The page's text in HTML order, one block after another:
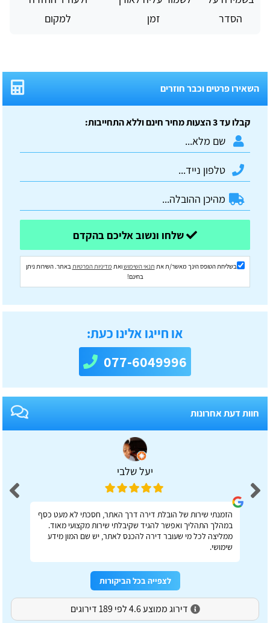
הסדר
זמן
למקום
השאירו פרטים וכבר חוזרים
קבלו עד 3 הצעות מחיר חינם וללא התחייבות:
בשליחת הטופס הינך מאשר/ת את תנאי השימושואת מדיניות הפרטיותבאתר. השירות ניתן
בחינם!
או חייגו אלינו כעת:
077-6049996
חוות דעת אחרונות
יעל שלבי
הזמנתי שירות של הובלת דירה דרך האתר, חסכתי לא מעט כסף
במהלך התהליך ואפשר להגיד שקיבלתי שירות מקצועי מאוד.
ממליצה לכל מי שעובר דירה להכנס לאתר, יש שם המון מידע
שימושי.
לצפייה בכל הביקורות
דירוג ממוצע 4.6 לפי 189 דירוגים